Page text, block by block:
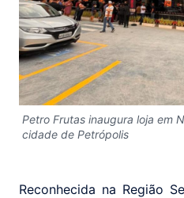
Petro Frutas inaugura loja em
cidade de Petrópolis
Reconhecida na Região